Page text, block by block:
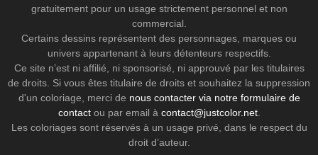
gratuitement pour un usage strictement personnel et non
commercial.
Certains dessins représentent des personnages, marques ou
univers appartenant à leurs détenteurs respectifs.
Ce site n’est ni affilié, ni sponsorisé, ni approuvé par les titulaires
de droits. Si vous êtes titulaire de droits et souhaitez la suppression
d'un coloriage, merci de nous contacter via notre formulaire de
contactou par email à contact@justcolor.net.
Les coloriages sont réservés à un usage privé, dans le respect du
droit d’auteur.